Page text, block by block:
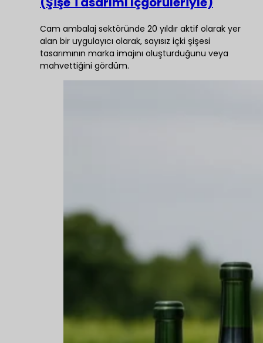
Cam ambalaj sektöründe 20 yıldır aktif olarak yer
alan bir uygulayıcı olarak, sayısız içki şişesi
tasarımının marka imajını oluşturduğunu veya
mahvettiğini gördüm.